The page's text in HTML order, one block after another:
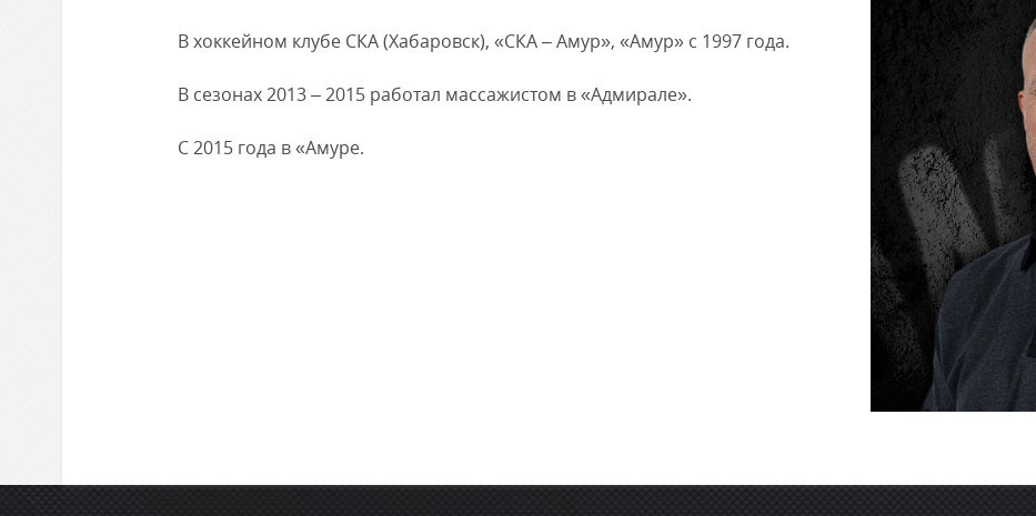
Северсталь
ЦСКА
Барыс
Салават Юлаев
В хоккейном клубе СКА (Хабаровск), «СКА – Амур», «Амур» с 1997 года.
В сезонах 2013 – 2015 работал массажистом в «Адмирале».
С 2015 года в «Амуре.